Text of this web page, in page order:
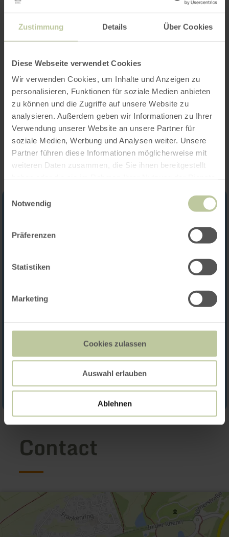
Zustimmung Details Über Cookies
Diese Webseite verwendet Cookies
Wir verwenden Cookies, um Inhalte und Anzeigen zu
personalisieren, Funktionen für soziale Medien anbieten
zu können und die Zugriffe auf unsere Website zu
analysieren. Außerdem geben wir Informationen zu Ihrer
Verwendung unserer Website an unsere Partner für
soziale Medien, Werbung und Analysen weiter. Unsere
Partner führen diese Informationen möglicherweise mit
weiteren Daten zusammen, die Sie ihnen bereitgestellt
Einwilligungsauswahl
Notwendig
Präferenzen
Statistiken
Marketing
Cookies zulassen
Auswahl erlauben
Ablehnen
Heures d'ouverture
Caractéristiques / Particularités
Catégories
Impressions
Contact